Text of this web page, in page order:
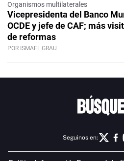
Organismos multilaterales
Vicepresidenta del Banco
OCDE y jefe de CAF; más
de reformas
POR ISMAEL GRAU
Seguinos en: